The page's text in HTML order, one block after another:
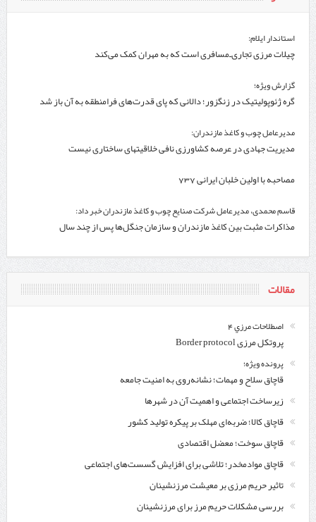
استاندار ایلام:
چیلات مرزی تجاری‌ـ‌مسافری است که به مهران کمک می‌کند
گزارش ویژه؛
گره ژئوپولیتیک در زنگزور؛ دالانی که پای قدرت‌های فرامنطقه به آن باز شد
مدیرعامل چوب و کاغذ مازندران:
مدیریت جهادی در عرصه کشاورزی نافی خلاقیتهای ساختاری نیست
مصاحبه با اولین خلبان ایرانی 737
قاسم محمدی، مدیرعامل شرکت صنایع چوب و کاغذ مازندران خبر داد:
مذاکرات مثبت بین کاغذ مازندران و سازمان جنگل‌ها پس از چند سال
مقالات
اصطلاحات مرزي 4
پروتکل مرزی Border protocol
پرونده ویژه؛
قاچاق سلاح و مهمات؛ نشانه‌روی به امنیت جامعه
زیرساخت اجتماعی و اهمیت آن در شهرها
قاچاق کالا؛ ضربه‌ای مهلک بر پیکره تولید کشور
قاچاق سوخت؛ معضل اقتصادی
قاچاق موادمخدر؛ تلاشی برای افزایش گسست‌های اجتماعی
تاثیر حریم مرزی بر معیشت مرزنشینان
بررسی مشکلات حریم مرز برای مرزنشینان